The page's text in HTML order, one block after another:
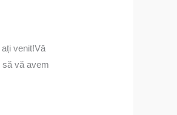
venit!Vă
să vă avem